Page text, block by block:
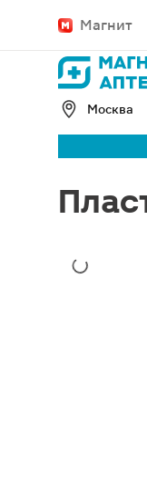
Магнит
Москва